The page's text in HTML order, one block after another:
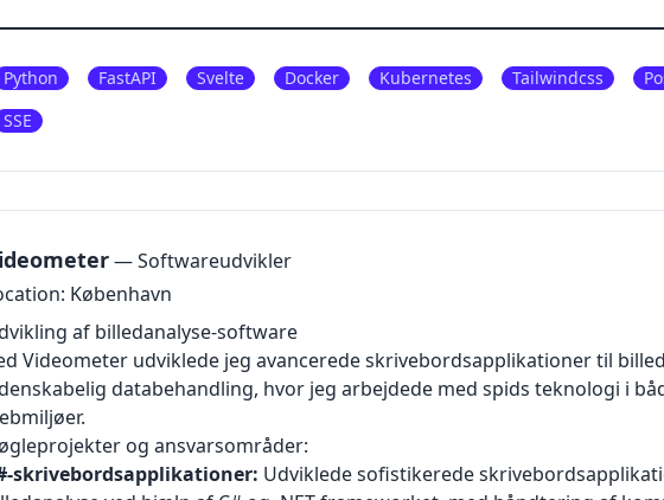
Python FastAPI Svelte Docker Kubernetes Tailwindcss
SSE
— Softwareudvikler
København
af billedanalyse-software
Videometer udviklede jeg avancerede skrivebordsapplikationer til
databehandling, hvor jeg arbejdede med spids teknologi i
og ansvarsområder:
skrivebordsapplikationer: Udviklede sofistikerede